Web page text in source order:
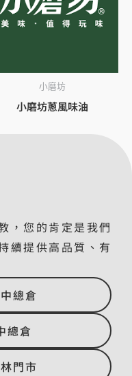
小磨坊
小磨坊蔥風味油
，您的肯定是我們
續提供高品質、有
總倉
總倉
門市